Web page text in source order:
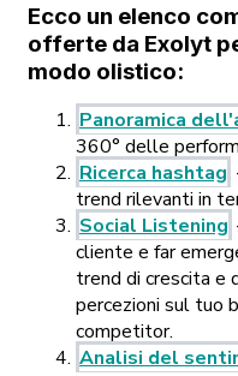
Ecco un elenco
offerte da Exolyt
modo olistico:
Panoramica
360° delle
Ricerca hashtag
trend rilevanti in
Social Listening
cliente e far
trend di crescita e
percezioni sul tuo
competitor.
Analisi del